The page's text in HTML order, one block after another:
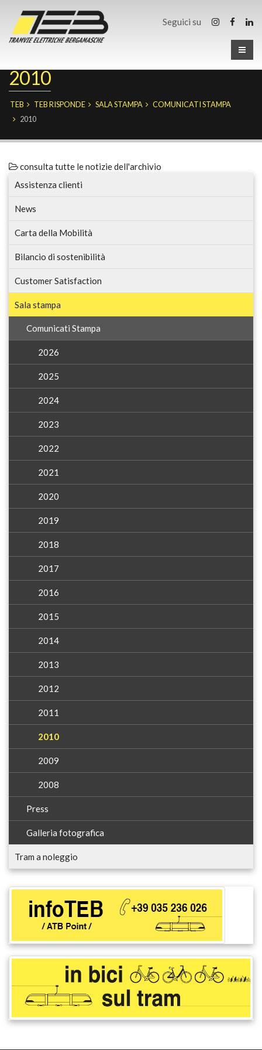
Seguici su
2010
TEB TEB RISPONDE SALA STAMPA
COMUNICATI STAMPA
2010
consulta tutte le notizie dell'archivio
Assistenza clienti
News
Carta della Mobilità
Bilancio di sostenibilità
Customer Satisfaction
Sala stampa
Comunicati Stampa
2026
2025
2024
2023
2022
2021
2020
2019
2018
2017
2016
2015
2014
2013
2012
2011
2010
2009
2008
Press
Galleria fotografica
Tram a noleggio